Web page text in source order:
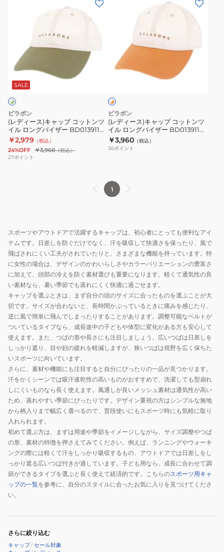
ャ
ッ
プ
コ
ッ
ト
ン
ツ
イ
ザ
ー
BD013911
GKZ0
SALE
ビラボン
(レディース)キャップ コットンツ
イル ロングバイザー BD013911
GKZ0
￥2,979 （税込）
24%OFF ￥3,960（税込）
27ポイント
ャ
プ
コ
ッ
ト
ン
ル
ロ
イ
ザ
ー
BD013911
BRK
ホ
ワ
オ
レ
ン
ジ
ビラボン
(レディース)キャップ コットンツ
イル ロングバイザー BD013911
BRK
￥3,960 （税込）
36ポイント
1
スポーツやアウトドアで活躍するキャップは、初心者にとっても便利なアイ
テムです。日差しを防ぐだけでなく、汗を吸収して快適さを保ったり、風で
飛ばされにくい工夫がされていたりと、さまざまな機能を持っています。特
に女性の場合は、デザインのかわいらしさやカラーバリエーションの豊富さ
に加えて、頭部の冷えを防ぐ素材選びも重要になります。軽くて通気性の良
い素材なら、暑い季節でも蒸れにくく快適に過ごせます。
キャップを選ぶときは、まず自分の頭のサイズに合ったものを選ぶことが大
切です。サイズが合わないと、長時間かぶっているときに痛みを感じたり、
逆に風で簡単に飛んでしまったりすることがあります。調整可能なベルトが
ついているタイプなら、成長途中の子どもや体型に変化がある方も安心して
使えます。また、つばの形や長さにも注目しましょう。広いつばは日差しを
しっかり遮り、目や顔の疲れを軽減しますが、狭いつばは視野を広く保ちた
いスポーツに向いています。
さらに、素材や機能にも注目すると自分にぴったりの一品が見つかります。
汗をかくシーンでは吸汗速乾性の高いものがおすすめで、洗濯しても型崩れ
しにくいものなら長く使えます。風通しが良いメッシュ素材は通気性が高い
ため、蒸れやすい季節にぴったりです。デザイン重視の方はシンプルな無地
から柄入りまで幅広く選べるので、普段使いにもスポーツ時にも気軽に取り
入れられます。
初めて選ぶ方は、まずは用途や季節をイメージしながら、サイズ調整やつば
の形、素材の特徴を押さえてみてください。例えば、ランニングやウォーキ
ングの際には軽くて汗をしっかり吸収するもの、アウトドアでは日差しをし
っかり遮る広いつば付きが適しています。子ども用なら、成長に合わせて調
節ができるタイプを選ぶと長く使えて経済的です。こちらのスポーツ用キャ
ップの一覧を参考に、自分のスタイルに合ったお気に入りを見つけてくださ
い。
さらに絞り込む
キャップ/セール対象